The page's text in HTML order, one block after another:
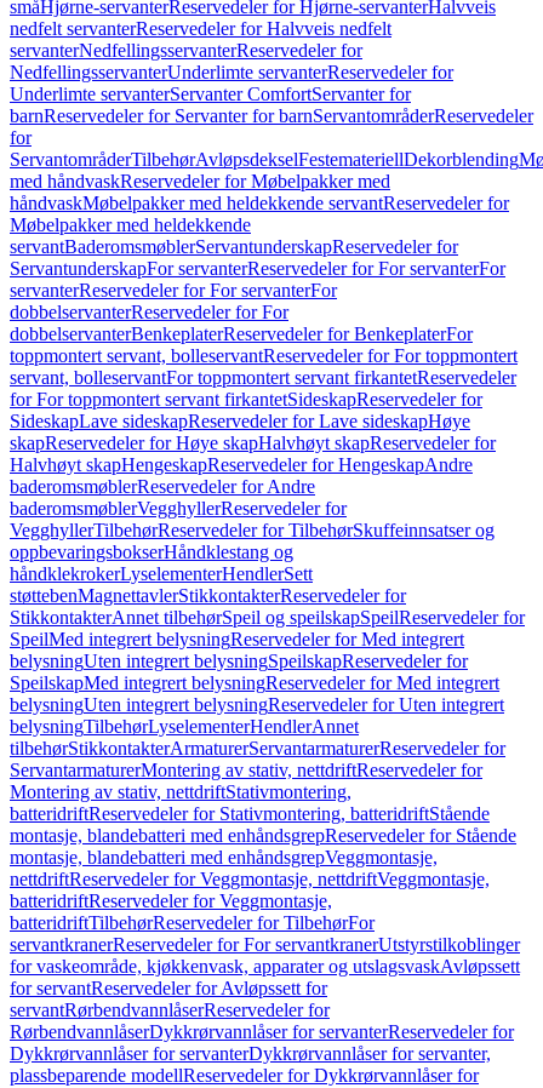
småHjørne-servanterReservedeler for Hjørne-servanterHalvveis
nedfelt servanterReservedeler for Halvveis nedfelt
servanterNedfellingsservanterReservedeler for
NedfellingsservanterUnderlimte servanterReservedeler for
Underlimte servanterServanter ComfortServanter for
barnReservedeler for Servanter for barnServantområderReservedeler
for
ServantområderTilbehørAvløpsdekselFestemateriellDekorblending
med håndvaskReservedeler for Møbelpakker med
håndvaskMøbelpakker med heldekkende servantReservedeler for
Møbelpakker med heldekkende
servantBaderomsmøblerServantunderskapReservedeler for
ServantunderskapFor servanterReservedeler for For servanterFor
servanterReservedeler for For servanterFor
dobbelservanterReservedeler for For
dobbelservanterBenkeplaterReservedeler for BenkeplaterFor
toppmontert servant, bolleservantReservedeler for For toppmontert
servant, bolleservantFor toppmontert servant firkantetReservedeler
for For toppmontert servant firkantetSideskapReservedeler for
SideskapLave sideskapReservedeler for Lave sideskapHøye
skapReservedeler for Høye skapHalvhøyt skapReservedeler for
Halvhøyt skapHengeskapReservedeler for HengeskapAndre
baderomsmøblerReservedeler for Andre
baderomsmøblerVegghyllerReservedeler for
VegghyllerTilbehørReservedeler for TilbehørSkuffeinnsatser og
oppbevaringsbokserHåndklestang og
håndklekrokerLyselementerHendlerSett
støttebenMagnettavlerStikkontakterReservedeler for
StikkontakterAnnet tilbehørSpeil og speilskapSpeilReservedeler for
SpeilMed integrert belysningReservedeler for Med integrert
belysningUten integrert belysningSpeilskapReservedeler for
SpeilskapMed integrert belysningReservedeler for Med integrert
belysningUten integrert belysningReservedeler for Uten integrert
belysningTilbehørLyselementerHendlerAnnet
tilbehørStikkontakterArmaturerServantarmaturerReservedeler for
ServantarmaturerMontering av stativ, nettdriftReservedeler for
Montering av stativ, nettdriftStativmontering,
batteridriftReservedeler for Stativmontering, batteridriftStående
montasje, blandebatteri med enhåndsgrepReservedeler for Stående
montasje, blandebatteri med enhåndsgrepVeggmontasje,
nettdriftReservedeler for Veggmontasje, nettdriftVeggmontasje,
batteridriftReservedeler for Veggmontasje,
batteridriftTilbehørReservedeler for TilbehørFor
servantkranerReservedeler for For servantkranerUtstyrstilkoblinger
for vaskeområde, kjøkkenvask, apparater og utslagsvaskAvløpssett
for servantReservedeler for Avløpssett for
servantRørbendvannlåserReservedeler for
RørbendvannlåserDykkrørvannlåser for servanterReservedeler for
Dykkrørvannlåser for servanterDykkrørvannlåser for servanter,
plassbeparende modellReservedeler for Dykkrørvannlåser for